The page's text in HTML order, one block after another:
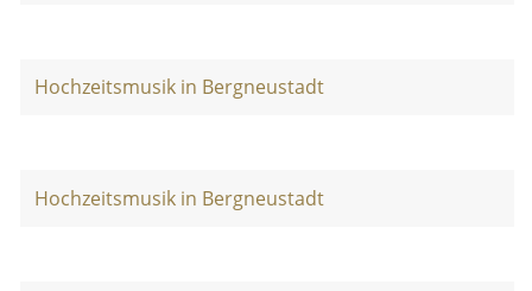
Hochzeitsmusik in Bergneustadt
Hochzeitsmusik in Bergneustadt